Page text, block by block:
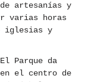
artesanías y
varias horas
iglesias y
Parque da
el centro de